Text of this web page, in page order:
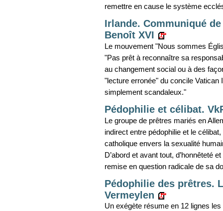
remettre en cause le système
Irlande. Communiqué
Benoît XVI
Le mouvement "Nous sommes
"Pas prêt à reconnaître sa
au changement social ou à des
"lecture erronée" du concile Vatican
simplement scandaleux."
Pédophilie et célibat.
Le groupe de prêtres mariés en
indirect entre pédophilie et le
catholique envers la sexualité
D’abord et avant tout, d’honnêteté
remise en question radicale de sa
Pédophilie des prêtres.
Vermeylen
Un exégète résume en 12 lignes